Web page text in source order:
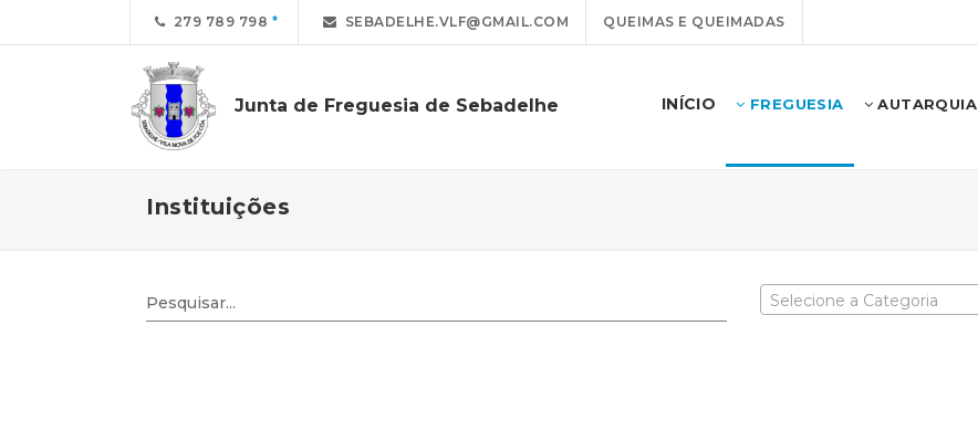
279 789 798 SEBADELHE.VLF@GMAIL.COM QUEIMAS E QUEIMADAS
Junta de Freguesia de Sebadelhe INÍCIO FREGUESIA AUTARQUIA
Instituições
Selecione a Categoria